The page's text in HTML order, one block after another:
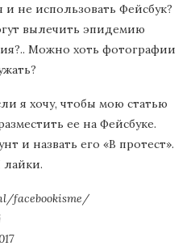
не использовать Фейсбук?
вылечить эпидемию
Можно хоть фотографии
я хочу, чтобы мою статью
ее на Фейсбуке.
и назвать его «В протест».
facebookisme/